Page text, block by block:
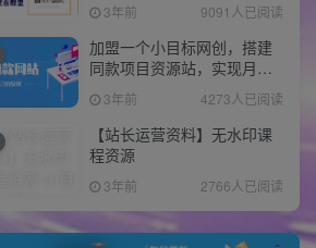
3年前 9091人已阅读
加盟一个小目标网创，搭建
同款项目资源站，实现月入
10w+！！
3年前 4273人已阅读
【站长运营资料】无水印课
程资源
3年前 2766人已阅读